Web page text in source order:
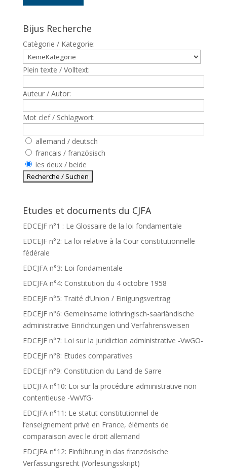
Bijus Recherche
Catègorie / Kategorie:
Plein texte / Volltext:
Auteur / Autor:
Mot clef / Schlagwort:
allemand / deutsch
francais / französisch
les deux / beide
Etudes et documents du CJFA
EDCEJF n°1 : Le Glossaire de la loi fondamentale
EDCEJF n°2: La loi relative à la Cour constitutionnelle
fédérale
EDCJFA n°3: Loi fondamentale
EDCJFA n°4: Constitution du 4 octobre 1958
EDCEJF n°5: Traité d’Union / Einigungsvertrag
EDCEJF n°6: Gemeinsame lothringisch-saarländische
administrative Einrichtungen und Verfahrensweisen
EDCEJF n°7: Loi sur la juridiction administrative -VwGO-
EDCEJF n°8: Etudes comparatives
EDCEJF n°9: Constitution du Land de Sarre
EDCJFA n°10: Loi sur la procédure administrative non
contentieuse -VwVfG-
EDCJFA n°11: Le statut constitutionnel de
l’enseignement privé en France, éléments de
comparaison avec le droit allemand
EDCJFA n°12: Einführung in das französische
Verfassungsrecht (Vorlesungsskript)